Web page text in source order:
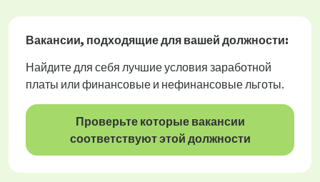
Вакансии, подходящие для вашей должности:
Найдите для себя лучшие условия заработной
платы или финансовые и нефинансовые льготы.
Проверьте которые вакансии
соответствуют этой должности